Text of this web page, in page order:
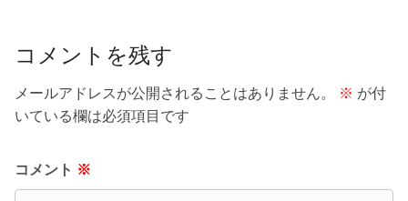
コメントを残す
メールアドレスが公開されることはありません。 ※ が付
いている欄は必須項目です
コメント ※